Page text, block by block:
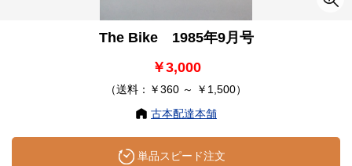
The Bike 1985年9月号
￥3,000
（送料：￥360 ～ ￥1,500）
古本配達本舗
単品スピード注文